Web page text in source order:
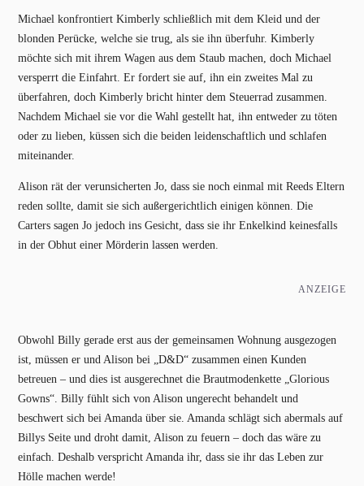
Michael konfrontiert Kimberly schließlich mit dem Kleid und der
blonden Perücke, welche sie trug, als sie ihn überfuhr. Kimberly
möchte sich mit ihrem Wagen aus dem Staub machen, doch Michael
versperrt die Einfahrt. Er fordert sie auf, ihn ein zweites Mal zu
überfahren, doch Kimberly bricht hinter dem Steuerrad zusammen.
Nachdem Michael sie vor die Wahl gestellt hat, ihn entweder zu töten
oder zu lieben, küssen sich die beiden leidenschaftlich und schlafen
miteinander.
Alison rät der verunsicherten Jo, dass sie noch einmal mit Reeds Eltern
reden sollte, damit sie sich außergerichtlich einigen können. Die
Carters sagen Jo jedoch ins Gesicht, dass sie ihr Enkelkind keinesfalls
in der Obhut einer Mörderin lassen werden.
ANZEIGE
Obwohl Billy gerade erst aus der gemeinsamen Wohnung ausgezogen
ist, müssen er und Alison bei „D&D“ zusammen einen Kunden
betreuen – und dies ist ausgerechnet die Brautmodenkette „Glorious
Gowns“. Billy fühlt sich von Alison ungerecht behandelt und
beschwert sich bei Amanda über sie. Amanda schlägt sich abermals auf
Billys Seite und droht damit, Alison zu feuern – doch das wäre zu
einfach. Deshalb verspricht Amanda ihr, dass sie ihr das Leben zur
Hölle machen werde!